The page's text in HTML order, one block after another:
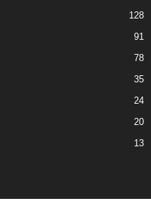
128
91
78
35
24
20
13